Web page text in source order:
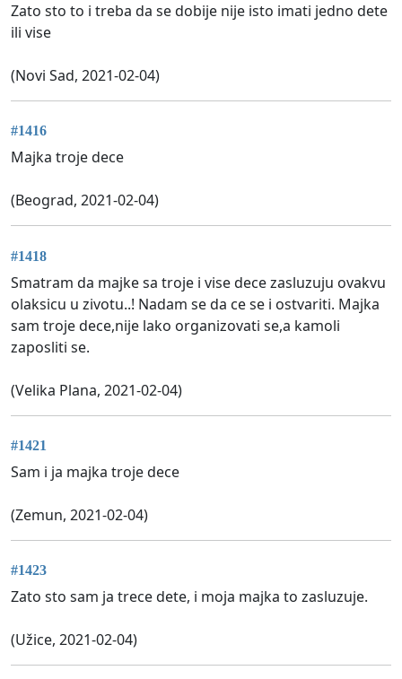
Zato sto to i treba da se dobije nije isto imati jedno dete
ili vise
(Novi Sad, 2021-02-04)
#1416
Majka troje dece
(Beograd, 2021-02-04)
#1418
Smatram da majke sa troje i vise dece zasluzuju ovakvu
olaksicu u zivotu..! Nadam se da ce se i ostvariti. Majka
sam troje dece,nije lako organizovati se,a kamoli
zaposliti se.
(Velika Plana, 2021-02-04)
#1421
Sam i ja majka troje dece
(Zemun, 2021-02-04)
#1423
Zato sto sam ja trece dete, i moja majka to zasluzuje.
(Užice, 2021-02-04)